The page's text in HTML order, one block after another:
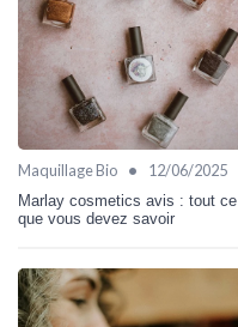
Maquillage Bio • 12/06/2025
Marlay cosmetics avis : tout ce
que vous devez savoir